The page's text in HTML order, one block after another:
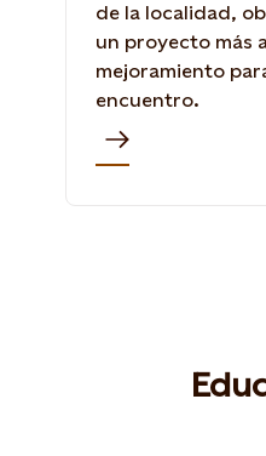
de la localidad,
un proyecto más
mejoramiento
encuentro.